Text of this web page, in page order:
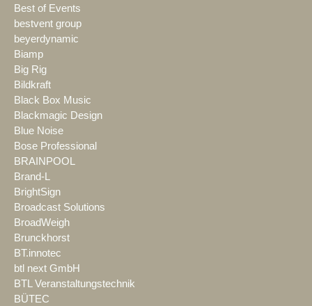
Best of Events
bestvent group
beyerdynamic
Biamp
Big Rig
Bildkraft
Black Box Music
Blackmagic Design
Blue Noise
Bose Professional
BRAINPOOL
Brand-L
BrightSign
Broadcast Solutions
BroadWeigh
Brunckhorst
BT.innotec
btl next GmbH
BTL Veranstaltungstechnik
BÜTEC